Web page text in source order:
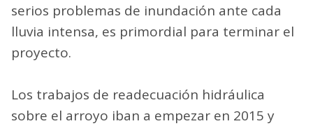
serios problemas de inundación ante cada
lluvia intensa, es primordial para terminar el
proyecto.
Los trabajos de readecuación hidráulica
sobre el arroyo iban a empezar en 2015 y